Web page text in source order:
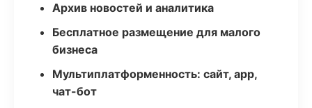
Архив новостей и аналитика
Бесплатное размещение для малого
бизнеса
Мультиплатформенность: сайт, app,
чат-бот